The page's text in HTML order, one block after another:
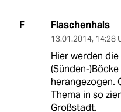
F Flaschenhals
13.01.2014, 14:28
Hier werden
(Sünden-
herangezogen.
Thema in so
Großstadt.